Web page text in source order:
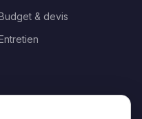
& devis